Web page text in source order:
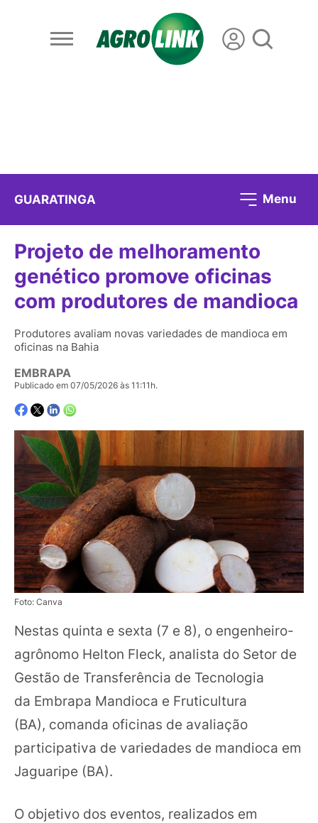
GUARATINGA Menu
Projeto de melhoramento
genético promove oficinas
com produtores de mandioca
Produtores avaliam novas variedades de mandioca em
oficinas na Bahia
EMBRAPA
Publicado em 07/05/2026 às 11:11h.
Foto: Canva
Nestas quinta e sexta (7 e 8), o engenheiro-
agrônomo Helton Fleck, analista do Setor de
Gestão de Transferência de Tecnologia
da Embrapa Mandioca e Fruticultura
(BA), comanda oficinas de avaliação
participativa de variedades de mandioca em
Jaguaripe (BA).
O objetivo dos eventos, realizados em